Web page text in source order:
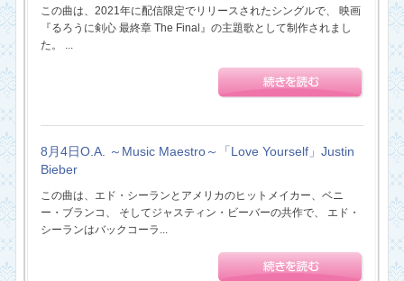
この曲は、2021年に配信限定でリリースされたシングルで、 映画
『るろうに剣心 最終章 The Final』の主題歌として制作されまし
た。 ...
8月4日O.A. ～Music Maestro～「Love Yourself」Justin
Bieber
この曲は、エド・シーランとアメリカのヒットメイカー、ベニ
ー・ブランコ、 そしてジャスティン・ビーバーの共作で、 エド・
シーランはバックコーラ...